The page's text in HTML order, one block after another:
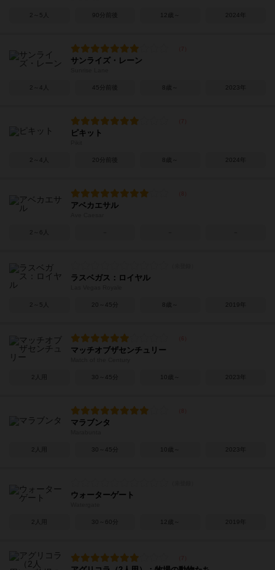
2～5人 90分前後 12歳～ 2024年
サンライズ・レーン
2～4人 45分前後 8歳～ 2023年
ピキット
2～4人 20分前後 8歳～ 2024年
アベカエサル
2～6人
ラスベガス：ロイヤル
2～5人 20～45分 8歳～ 2019年
マッチオブザセンチュリー
2人用 30～45分 10歳～ 2023年
マラブンタ
2人用 30～45分 10歳～ 2023年
ウォーターゲート
2人用 30～60分 12歳～ 2019年